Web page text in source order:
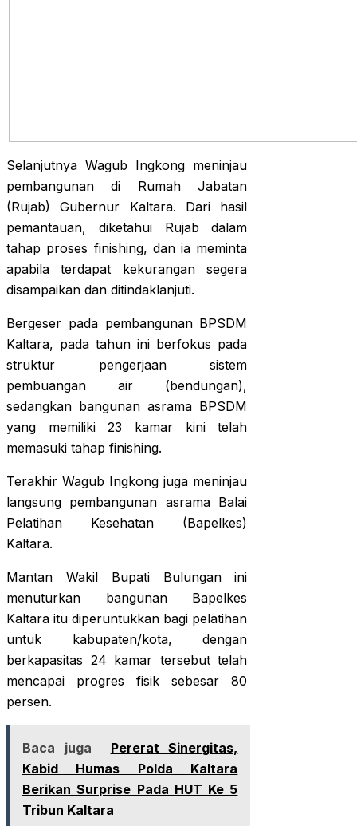
Selanjutnya Wagub Ingkong meninjau
pembangunan di Rumah Jabatan
(Rujab) Gubernur Kaltara. Dari hasil
pemantauan, diketahui Rujab dalam
tahap proses finishing, dan ia meminta
apabila terdapat kekurangan segera
disampaikan dan ditindaklanjuti.
Bergeser pada pembangunan BPSDM
Kaltara, pada tahun ini berfokus pada
struktur pengerjaan sistem
pembuangan air (bendungan),
sedangkan bangunan asrama BPSDM
yang memiliki 23 kamar kini telah
memasuki tahap finishing.
Terakhir Wagub Ingkong juga meninjau
langsung pembangunan asrama Balai
Pelatihan Kesehatan (Bapelkes)
Kaltara.
Mantan Wakil Bupati Bulungan ini
menuturkan bangunan Bapelkes
Kaltara itu diperuntukkan bagi pelatihan
untuk kabupaten/kota, dengan
berkapasitas 24 kamar tersebut telah
mencapai progres fisik sebesar 80
persen.
Baca juga
Pererat Sinergitas,
Kabid Humas Polda Kaltara
Berikan Surprise Pada HUT Ke 5
Tribun Kaltara